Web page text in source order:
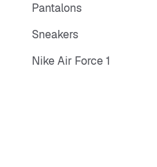
Pantalons
Sneakers
Nike Air Force 1